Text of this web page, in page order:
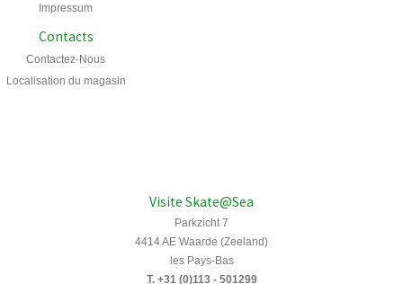
Impressum
Contacts
Contactez-Nous
Localisation du magasin
Visite Skate@Sea
Parkzicht 7
4414 AE Waarde (Zeeland)
les Pays-Bas
T. +31 (0)113 - 501299